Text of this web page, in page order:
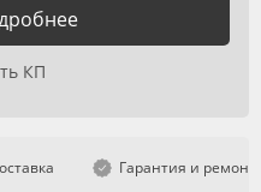
КП
Гарантия и ремонт